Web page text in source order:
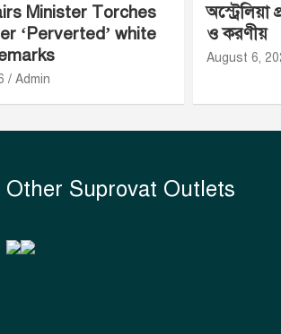
Minister Torches
‘Perverted’ white
Admin
অস্ট্রেলিয়া
ও করণীয়
August 6,
Other Suprovat Outlets